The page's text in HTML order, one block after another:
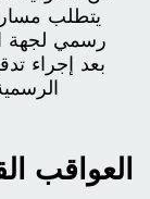
يتطلب
رسمي لجهة
بعد إجراء
العواقب